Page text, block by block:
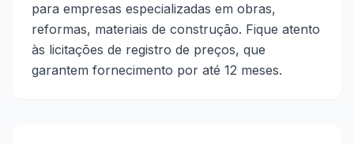
para empresas especializadas em obras,
reformas, materiais de construção. Fique atento
às licitações de registro de preços, que
garantem fornecimento por até 12 meses.